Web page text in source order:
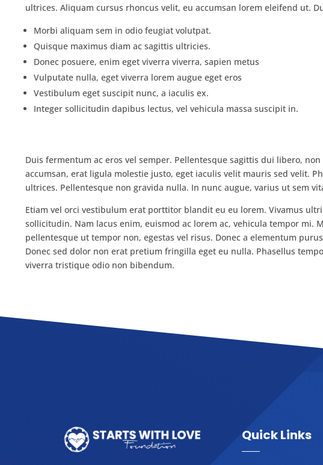
ultrices. Aliquam cursus rhoncus velit, eu accumsan lorem eleifend ut.
Morbi aliquam sem in odio feugiat volutpat.
Quisque maximus diam ac sagittis ultricies.
Donec posuere, enim eget viverra viverra, sapien metus
Vulputate nulla, eget viverra lorem augue eget eros
Vestibulum eget suscipit nunc, a iaculis ex.
Integer sollicitudin dapibus lectus, vel vehicula massa suscipit in.
Duis fermentum ac eros vel semper. Pellentesque sagittis dui libero,
accumsan, erat ligula molestie justo, eget iaculis velit mauris sed velit.
ultrices. Pellentesque non gravida nulla. In nunc augue, varius ut sem
Etiam vel orci vestibulum erat porttitor blandit eu eu lorem. Vivamus
sollicitudin. Nam lacus enim, euismod ac lorem ac, vehicula tempor mi.
pellentesque ut tempor non, egestas vel risus. Donec a elementum
Donec sed dolor non erat pretium fringilla eget eu nulla. Phasellus
viverra tristique odio non bibendum.
Quick Links